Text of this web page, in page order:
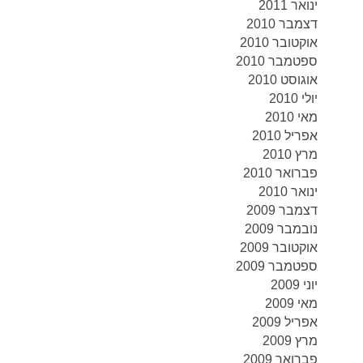
ינואר 2011
דצמבר 2010
אוקטובר 2010
ספטמבר 2010
אוגוסט 2010
יולי 2010
מאי 2010
אפריל 2010
מרץ 2010
פברואר 2010
ינואר 2010
דצמבר 2009
נובמבר 2009
אוקטובר 2009
ספטמבר 2009
יוני 2009
מאי 2009
אפריל 2009
מרץ 2009
פברואר 2009